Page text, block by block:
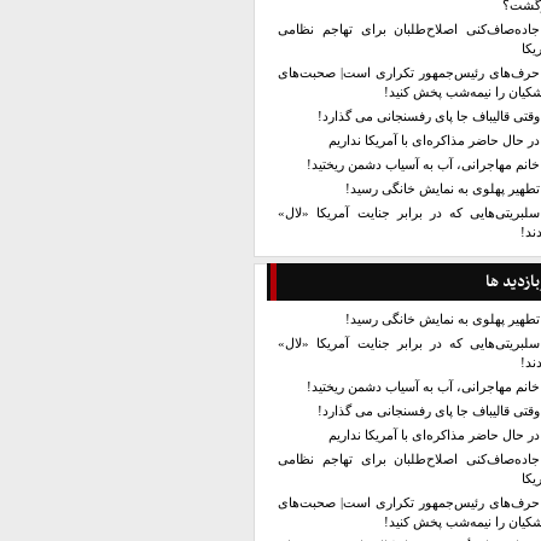
جاده‌صاف‌کنی اصلاح‌طلبان برای تهاجم نظامی
حرف‌های رئیس‌جمهور تکراری است| صحبت‌های
را نیمه‌شب پخش کنید!
وقتی قالیباف جا پای رفسنجانی می گذارد!
در حال حاضر مذاکره‌ای با آمریکا نداریم
خانم مهاجرانی، آب به آسیاب دشمن ریختید!
تطهیر پهلوی به نمایش خانگی رسید!
سلبریتی‌هایی که در برابر جنایت آمریکا «لال»
ها
تطهیر پهلوی به نمایش خانگی رسید!
سلبریتی‌هایی که در برابر جنایت آمریکا «لال»
خانم مهاجرانی، آب به آسیاب دشمن ریختید!
وقتی قالیباف جا پای رفسنجانی می گذارد!
در حال حاضر مذاکره‌ای با آمریکا نداریم
جاده‌صاف‌کنی اصلاح‌طلبان برای تهاجم نظامی
حرف‌های رئیس‌جمهور تکراری است| صحبت‌های
را نیمه‌شب پخش کنید!